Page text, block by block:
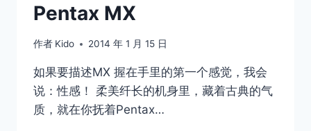
Pentax MX
作者 Kido 2014 年 1 月 15 日
如果要描述MX 握在手里的第一个感觉，我会
说：性感！ 柔美纤长的机身里，藏着古典的气
质，就在你抚着Pentax…